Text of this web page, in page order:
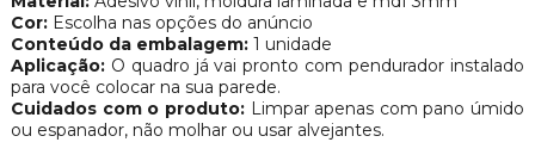
Cor:Escolha nas opções do anúncio
Conteúdo da embalagem:1 unidade
Aplicação: O quadro já vai pronto com pendurador instalado
para você colocar na sua parede.
Cuidados com o produto: Limpar apenas com pano úmido
ou espanador, não molhar ou usar alvejantes.